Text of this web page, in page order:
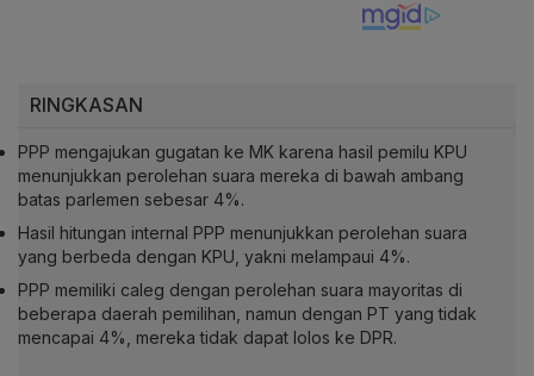
RINGKASAN
PPP mengajukan gugatan ke MK karena hasil pemilu KPU
menunjukkan perolehan suara mereka di bawah ambang
batas parlemen sebesar 4%.
Hasil hitungan internal PPP menunjukkan perolehan suara
yang berbeda dengan KPU, yakni melampaui 4%.
PPP memiliki caleg dengan perolehan suara mayoritas di
beberapa daerah pemilihan, namun dengan PT yang tidak
mencapai 4%, mereka tidak dapat lolos ke DPR.